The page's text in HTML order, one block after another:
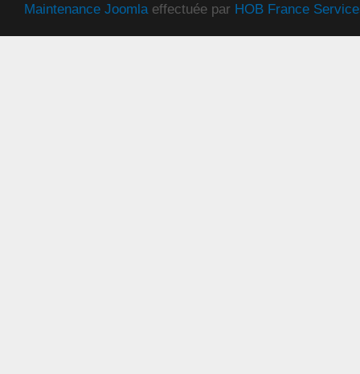
Maintenance Joomlaeffectuée par HOB France